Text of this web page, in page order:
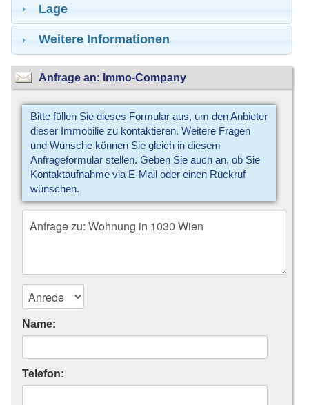
Lage
Weitere Informationen
Anfrage an: Immo-Company
Bitte füllen Sie dieses Formular aus, um den Anbieter
dieser Immobilie zu kontaktieren. Weitere Fragen
und Wünsche können Sie gleich in diesem
Anfrageformular stellen. Geben Sie auch an, ob Sie
Kontaktaufnahme via E-Mail oder einen Rückruf
wünschen.
Name:
Telefon: